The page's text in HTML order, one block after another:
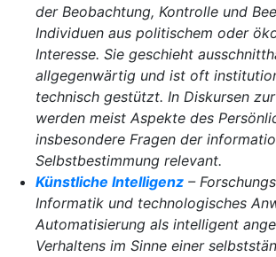
der Beobachtung, Kontrolle und
Individuen aus politischem oder
Interesse. Sie geschieht
allgegenwärtig und ist oft
technisch gestützt. In Diskursen
werden meist Aspekte des
insbesondere Fragen der
Selbstbestimmung relevant.
Künstliche Intelligenz –
Informatik und technologisches
Automatisierung als intelligent
Verhaltens im Sinne einer